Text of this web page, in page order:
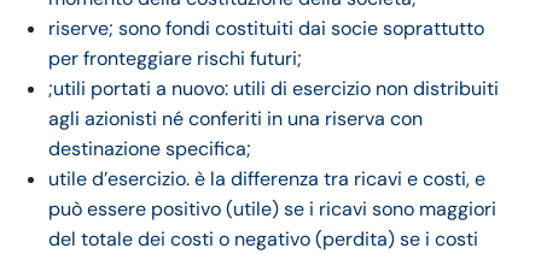
riserve; sono fondi costituiti dai socie soprattutto
per fronteggiare rischi futuri;
;utili portati a nuovo: utili di esercizio non distribuiti
agli azionisti né conferiti in una riserva con
destinazione specifica;
utile d’esercizio. è la differenza tra ricavi e costi, e
può essere positivo (utile) se i ricavi sono maggiori
del totale dei costi o negativo (perdita) se i costi